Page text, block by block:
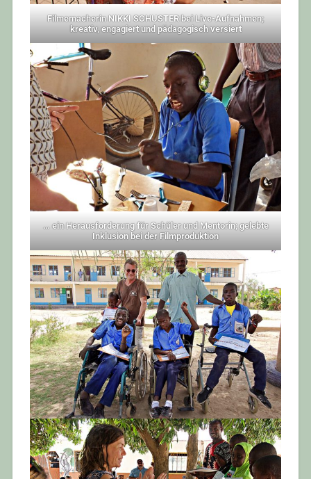
Filmemacherin NIKKI SCHUSTER bei Live-Aufnahmen;
kreativ, engagiert und pädagogisch versiert
… ein Herausforderung für Schüler und Mentorin; gelebte
Inklusion bei der Filmproduktion